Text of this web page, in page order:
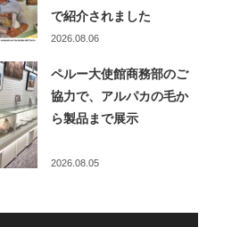
で紹介されました
2026.08.06
ペルー大使館商務部のご
協力で、アルパカの毛か
ら製品まで展示
2026.08.05